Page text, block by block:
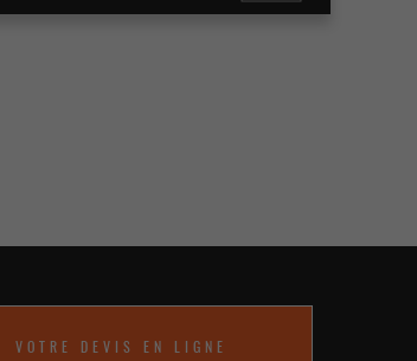
VOTRE DEVIS EN LIGNE